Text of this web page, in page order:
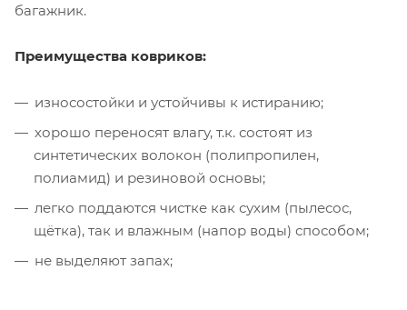
багажник.
Преимущества ковриков:
износостойки и устойчивы к истиранию;
хорошо переносят влагу, т.к. состоят из
синтетических волокон (полипропилен,
полиамид) и резиновой основы;
легко поддаются чистке как сухим (пылесос,
щётка), так и влажным (напор воды) способом;
не выделяют запах;